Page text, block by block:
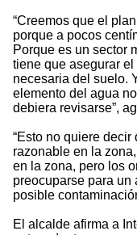
“Creemos que el
porque a pocos
Porque es un sector
tiene que asegurar
necesaria del suelo.
elemento del agua
debiera revisarse”,
“Esto no quiere
razonable en la
en la zona, pero los
preocuparse para un
posible
El alcalde afirma a